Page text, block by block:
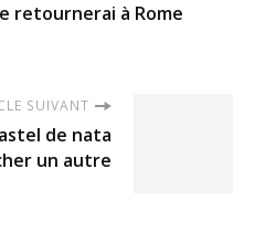
retournerai à Rome
SUIVANT
de nata
un autre